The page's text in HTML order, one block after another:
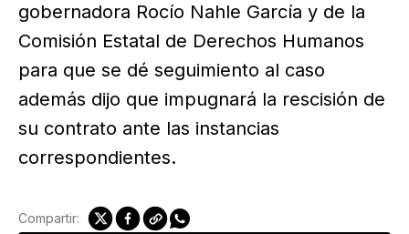
gobernadora Rocío Nahle García y de la
Comisión Estatal de Derechos Humanos
para que se dé seguimiento al caso
además dijo que impugnará la rescisión de
su contrato ante las instancias
correspondientes.
Compartir: